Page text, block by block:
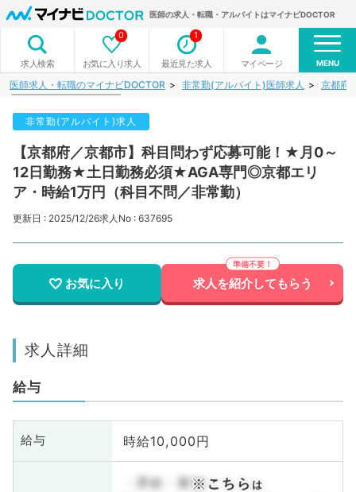
医師の求人・転職・アルバイトはマイナビDOCTOR
求人検索 お気に入り求人
0
最近見た求人
1
マイページ MENU
医師求人・転職のマイナビDOCTOR 非常勤(アルバイト)医師求人 京都府
非常勤(アルバイト)求人
【京都府／京都市】科目問わず応募可能！★月0～
12日勤務★土日勤務必須★AGA専門◎京都エリ
ア・時給1万円（科目不問／非常勤）
更新日 : 2025/12/26求人No : 637695
お気に入り 求人を紹介してもらう
求人詳細
給与
給与 時給10,000円
・昇給・賞与